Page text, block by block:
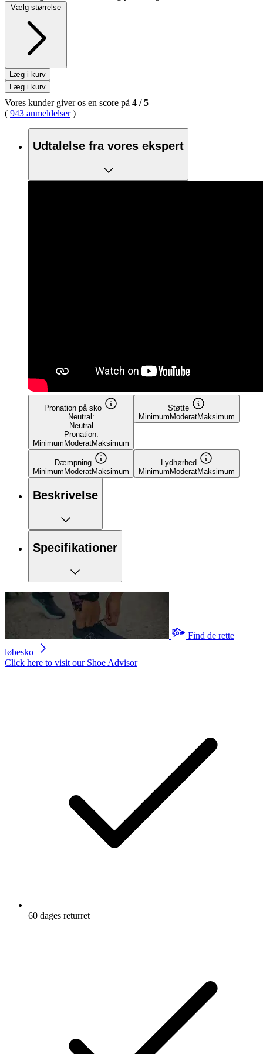
Vælg størrelse
Læg i kurv
Læg i kurv
Vores kunder giver os en score på 4 /5
( 943 anmeldelser)
Udtalelse fra vores ekspert
Pronation på sko
Neutral:
Neutral
Pronation:
MinimumModeratMaksimum
Støtte
MinimumModeratMaksimum
Dæmpning
MinimumModeratMaksimum
Lydhørhed
MinimumModeratMaksimum
Beskrivelse
Specifikationer
Find de rette
løbesko
Click here to visit our Shoe Advisor
60 dages returret